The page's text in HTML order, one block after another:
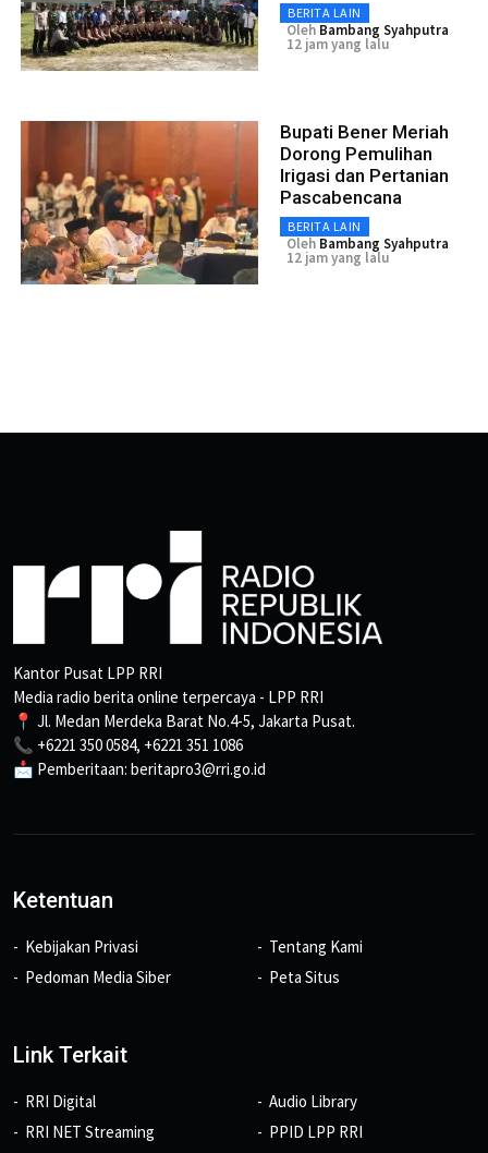
BERITA LAIN
Oleh Bambang Syahputra
12 jam yang lalu
Bupati Bener Meriah
Dorong Pemulihan
Irigasi dan Pertanian
Pascabencana
BERITA LAIN
Oleh Bambang Syahputra
12 jam yang lalu
Kantor Pusat LPP RRI
Media radio berita online terpercaya - LPP RRI
📍 Jl. Medan Merdeka Barat No.4-5, Jakarta Pusat.
📞 +6221 350 0584, +6221 351 1086
📩 Pemberitaan: beritapro3@rri.go.id
Ketentuan
Kebijakan Privasi
Pedoman Media Siber
Tentang Kami
Peta Situs
Link Terkait
RRI Digital
RRI NET Streaming
Audio Library
PPID LPP RRI